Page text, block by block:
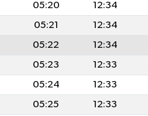
05:20 12:34
05:21 12:34
05:22 12:34
05:23 12:33
05:24 12:33
05:25 12:33